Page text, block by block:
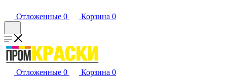
Отложенные 0 Корзина 0
Отложенные 0 Корзина 0